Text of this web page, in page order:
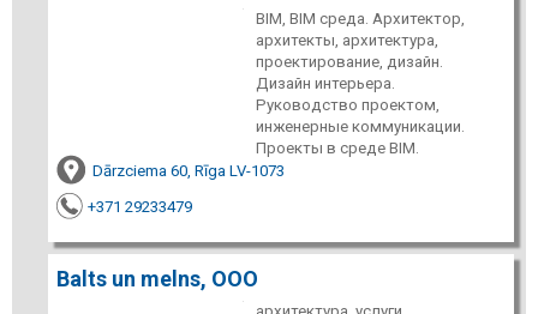
BIM, BIM среда. Архитектор,
архитекты, архитектура,
проектирование, дизайн.
Дизайн интерьера.
Руководство проектом,
инженерные коммуникации.
Проекты в среде BIM.
Dārzciema 60, Rīga LV-1073
+371 29233479
Balts un melns, ООО
архитектура, услуги